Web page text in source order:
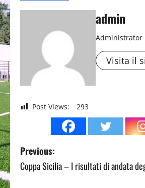
admin
Administrator
Visita il
Post Views: 293
P
o
Previous:
Coppa Sicilia – I risultati di andata